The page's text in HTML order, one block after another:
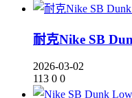
耐克Nike SB
2026-03-02
113 0 0